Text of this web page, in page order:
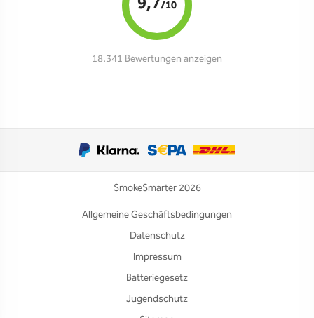
/10
18.341 Bewertungen anzeigen
SmokeSmarter 2026
Allgemeine Geschäftsbedingungen
Datenschutz
Impressum
Batteriegesetz
Jugendschutz